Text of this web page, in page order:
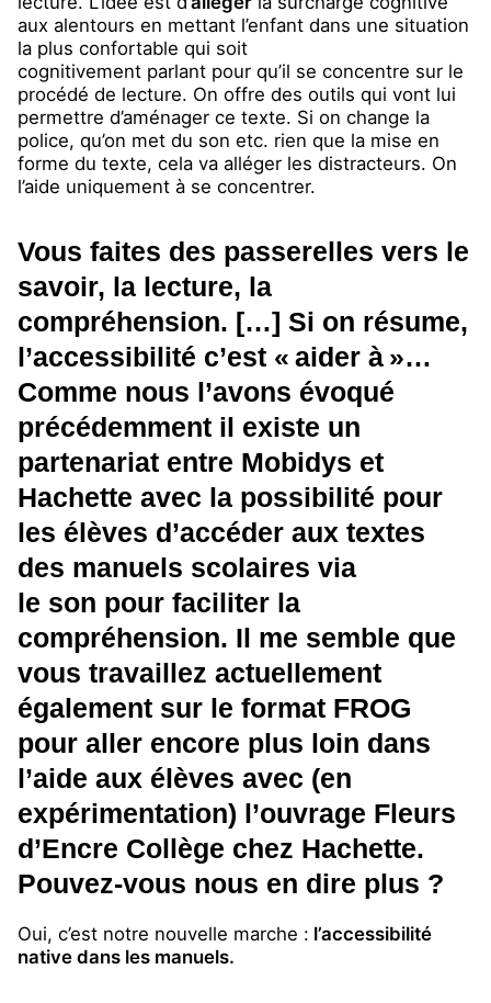
aux alentours en mettant l’enfant dans une situation
la plus confortable qui soit
cognitivement parlant pour qu’il se concentre sur le
procédé de lecture. On offre des outils qui vont lui
permettre d’aménager ce texte. Si on change la
police, qu’on met du son etc. rien que la mise en
forme du texte, cela va alléger les distracteurs. On
l’aide uniquement à se concentrer.
Vous faites des passerelles vers le
savoir, la lecture, la
compréhension. […] Si on résume,
l’accessibilité c’est « aider à »…
Comme nous l’avons évoqué
précédemment il existe un
partenariat entre Mobidys et
Hachette avec la possibilité pour
les élèves d’accéder aux textes
des manuels scolaires via
le son pour faciliter la
compréhension. Il me semble que
vous travaillez actuellement
également sur le format FROG
pour aller encore plus loin dans
l’aide aux élèves avec (en
expérimentation) l’ouvrage Fleurs
d’Encre Collège chez Hachette.
Pouvez-vous nous en dire plus ?
Oui, c’est notre nouvelle marche : l’accessibilité
native dans les manuels.